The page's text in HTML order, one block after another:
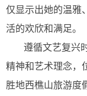
仅显示出她的温雅
活的欢欣和满足。
遵循文艺复兴
精神和艺术理念，
胜地西樵山旅游度